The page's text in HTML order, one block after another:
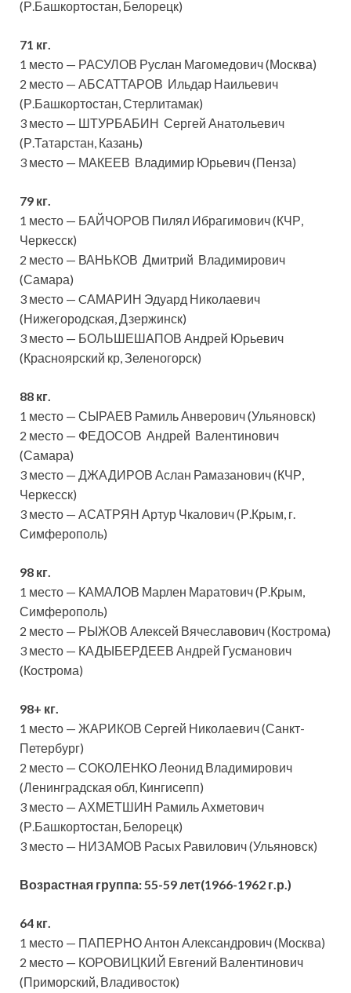
(Р.Башкортостан, Белорецк)
71 кг.
1 место — РАСУЛОВ Руслан Магомедович (Москва)
2 место — АБСАТТАРОВ Ильдар Наильевич
(Р.Башкортостан, Стерлитамак)
3 место — ШТУРБАБИН Сергей Анатольевич
(Р.Татарстан, Казань)
3 место — МАКЕЕВ Владимир Юрьевич (Пенза)
79 кг.
1 место — БАЙЧОРОВ Пилял Ибрагимович (КЧР,
Черкесск)
2 место — ВАНЬКОВ Дмитрий Владимирович
(Самара)
3 место — CАМАРИН Эдуард Николаевич
(Нижегородская, Дзержинск)
3 место — БОЛЬШЕШАПОВ Андрей Юрьевич
(Красноярский кр, Зеленогорск)
88 кг.
1 место — СЫРАЕВ Рамиль Анверович (Ульяновск)
2 место — ФЕДОСОВ Андрей Валентинович
(Самара)
3 место — ДЖАДИРОВ Аслан Рамазанович (КЧР,
Черкесск)
3 место — АСАТРЯН Артур Чкалович (Р.Крым, г.
Симферополь)
98 кг.
1 место — КАМАЛОВ Марлен Маратович (Р.Крым,
Симферополь)
2 место — РЫЖОВ Алексей Вячеславович (Кострома)
3 место — КАДЫБЕРДЕЕВ Андрей Гусманович
(Кострома)
98+ кг.
1 место — ЖАРИКОВ Сергей Николаевич (Санкт-
Петербург)
2 место — СОКОЛЕНКО Леонид Владимирович
(Ленинградская обл, Кингисепп)
3 место — АХМЕТШИН Рамиль Ахметович
(Р.Башкортостан, Белорецк)
3 место — НИЗАМОВ Расых Равилович (Ульяновск)
Возрастная группа:55-59 лет(1966-1962 г.р.)
64 кг.
1 место — ПАПЕРНО Антон Александрович (Москва)
2 место — КОРОВИЦКИЙ Евгений Валентинович
(Приморский, Владивосток)